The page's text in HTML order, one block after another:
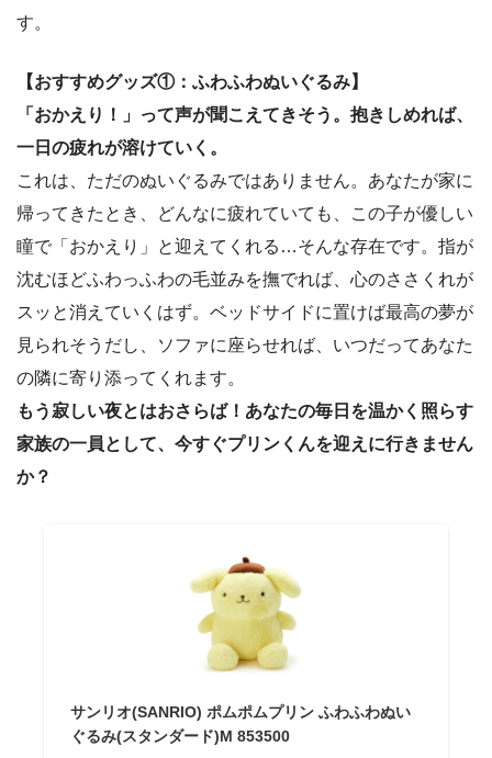
す。
【おすすめグッズ①：ふわふわぬいぐるみ】
「おかえり！」って声が聞こえてきそう。抱きしめれば、
一日の疲れが溶けていく。
これは、ただのぬいぐるみではありません。あなたが家に
帰ってきたとき、どんなに疲れていても、この子が優しい
瞳で「おかえり」と迎えてくれる…そんな存在です。指が
沈むほどふわっふわの毛並みを撫でれば、心のささくれが
スッと消えていくはず。ベッドサイドに置けば最高の夢が
見られそうだし、ソファに座らせれば、いつだってあなた
の隣に寄り添ってくれます。
もう寂しい夜とはおさらば！あなたの毎日を温かく照らす
家族の一員として、今すぐプリンくんを迎えに行きません
か？
サンリオ(SANRIO) ポムポムプリン ふわふわぬい
ぐるみ(スタンダード)M 853500